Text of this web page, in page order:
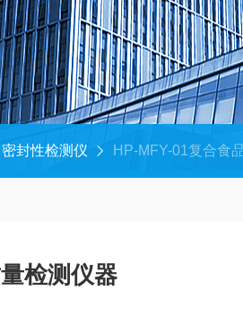
密封性检测仪 HP-MFY-01复合食品袋密封 食品包
检测仪器